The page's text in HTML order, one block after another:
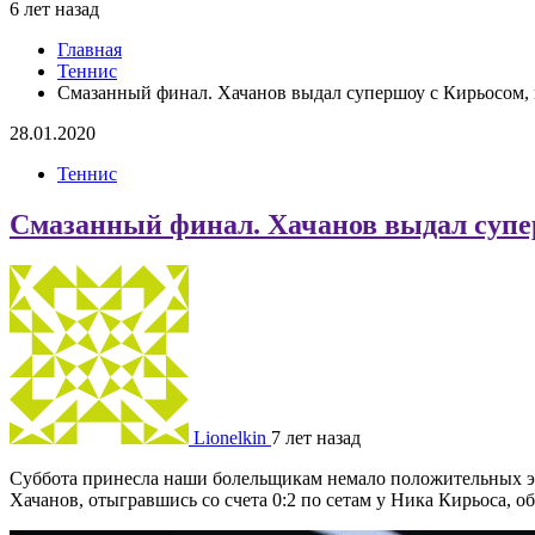
6 лет назад
Главная
Теннис
Смазанный финал. Хачанов выдал супершоу с
28.01.2020
Теннис
Смазанный финал. Хачанов выдал
Lionelkin 7 лет назад
Суббота принесла наши болельщикам немало
Хачанов, отыгравшись со счета 0:2 по сетам у Ника Кирьоса,